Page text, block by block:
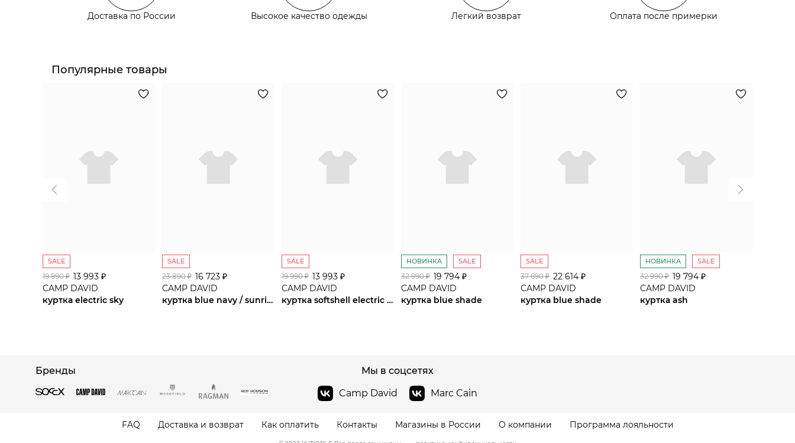
сайте СДЭК
Доставка по России Высокое качество одежды Легкий возврат Оплата после примерки
Популярные товары
SALE
19 990 ₽ 13 993 ₽
CAMP DAVID
куртка electric sky
SALE
23 890 ₽ 16 723 ₽
CAMP DAVID
куртка blue navy / sunrise neon
SALE
19 990 ₽ 13 993 ₽
CAMP DAVID
куртка softshell electric sky
НОВИНКА SALE
32 990 ₽ 19 794 ₽
CAMP DAVID
куртка blue shade
SALE
37 690 ₽ 22 614 ₽
CAMP DAVID
куртка blue shade
НОВИНКА SALE
32 990 ₽ 19 794 ₽
CAMP DAVID
куртка ash
Бренды
Мы в соцсетях
Camp David
Marc Cain
FAQ Доставка и возврат Как оплатить Контакты Магазины в России О компании Программа лояльности